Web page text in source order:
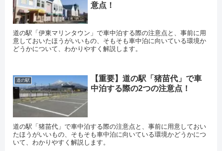
意点！
道の駅「伊東マリンタウン」で車中泊する際の注意点と、事前に用
意しておいたほうがいいもの、そもそも車中泊に向いている環境か
どうかについて、わかりやすく解説します。
道の駅
【重要】道の駅「猪苗代」で車
中泊する際の2つの注意点！
道の駅「猪苗代」で車中泊する際の注意点と、事前に用意しておい
たほうがいいもの、そもそも車中泊に向いている環境かどうかにつ
いて、わかりやすく解説します。